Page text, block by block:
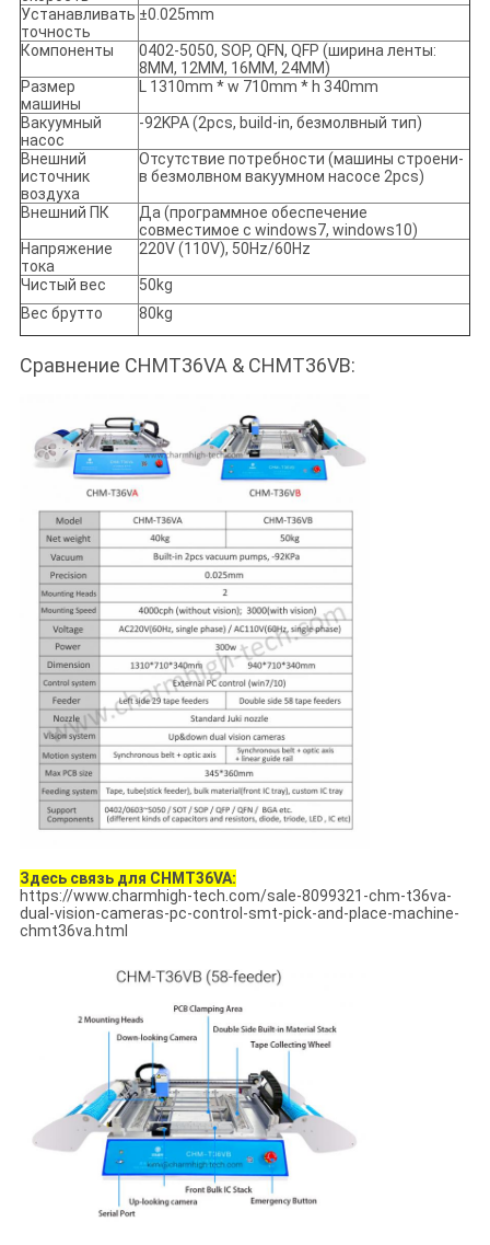
Устанавливать
точность
±0.025mm
Компоненты
0402-5050, SOP, QFN, QFP (ширина ленты:
8MM, 12MM, 16MM, 24MM)
Размер
машины
L 1310mm * w 710mm * h 340mm
Вакуумный
насос
-92KPA (2pcs, build-in, безмолвный тип)
Внешний
источник
воздуха
Отсутствие потребности (машины строени-
в безмолвном вакуумном насосе 2pcs)
Внешний ПК
Да (программное обеспечение
совместимое с windows7, windows10)
Напряжение
тока
220V (110V), 50Hz/60Hz
Чистый вес
50kg
Вес брутто
80kg
Сравнение CHMT36VA & CHMT36VB:
Здесь связь для CHMT36VA:
https://www.charmhigh-tech.com/sale-8099321-chm-t36va-
dual-vision-cameras-pc-control-smt-pick-and-place-machine-
chmt36va.html